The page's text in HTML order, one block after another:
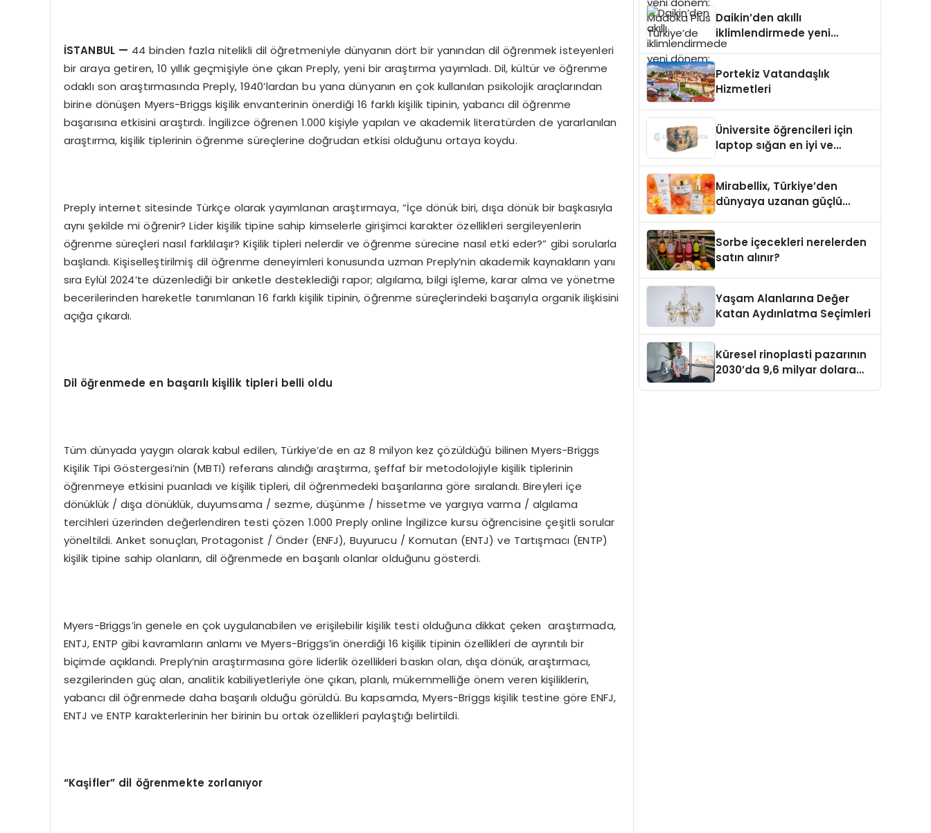
İSTANBUL — 44 binden fazla nitelikli dil öğretmeniyle dünyanın dört bir yanından dil öğrenmek isteyenleri
bir araya getiren, 10 yıllık geçmişiyle öne çıkan Preply, yeni bir araştırma yayımladı. Dil, kültür ve öğrenme
odaklı son araştırmasında Preply, 1940’lardan bu yana dünyanın en çok kullanılan psikolojik araçlarından
birine dönüşen Myers-Briggs kişilik envanterinin önerdiği 16 farklı kişilik tipinin, yabancı dil öğrenme
başarısına etkisini araştırdı. İngilizce öğrenen 1.000 kişiyle yapılan ve akademik literatürden de yararlanılan
araştırma, kişilik tiplerinin öğrenme süreçlerine doğrudan etkisi olduğunu ortaya koydu.
Preply internet sitesinde Türkçe olarak yayımlanan araştırmaya, “İçe dönük biri, dışa dönük bir başkasıyla
aynı şekilde mi öğrenir? Lider kişilik tipine sahip kimselerle girişimci karakter özellikleri sergileyenlerin
öğrenme süreçleri nasıl farklılaşır? Kişilik tipleri nelerdir ve öğrenme sürecine nasıl etki eder?” gibi sorularla
başlandı. Kişiselleştirilmiş dil öğrenme deneyimleri konusunda uzman Preply’nin akademik kaynakların yanı
sıra Eylül 2024’te düzenlediği bir anketle desteklediği rapor; algılama, bilgi işleme, karar alma ve yönetme
becerilerinden hareketle tanımlanan 16 farklı kişilik tipinin, öğrenme süreçlerindeki başarıyla organik ilişkisini
açığa çıkardı.
Dil öğrenmede en başarılı kişilik tipleri belli oldu
Tüm dünyada yaygın olarak kabul edilen, Türkiye’de en az 8 milyon kez çözüldüğü bilinen Myers-Briggs
Kişilik Tipi Göstergesi’nin (MBTI) referans alındığı araştırma, şeffaf bir metodolojiyle kişilik tiplerinin
öğrenmeye etkisini puanladı ve kişilik tipleri, dil öğrenmedeki başarılarına göre sıralandı. Bireyleri içe
dönüklük / dışa dönüklük, duyumsama / sezme, düşünme / hissetme ve yargıya varma / algılama
tercihleri üzerinden değerlendiren testi çözen 1.000 Preply online İngilizce kursu öğrencisine çeşitli sorular
yöneltildi. Anket sonuçları, Protagonist / Önder (ENFJ), Buyurucu / Komutan (ENTJ) ve Tartışmacı (ENTP)
kişilik tipine sahip olanların, dil öğrenmede en başarılı olanlar olduğunu gösterdi.
Myers-Briggs’in genele en çok uygulanabilen ve erişilebilir kişilik testi olduğuna dikkat çeken araştırmada,
ENTJ, ENTP gibi kavramların anlamı ve Myers-Briggs’in önerdiği 16 kişilik tipinin özellikleri de ayrıntılı bir
biçimde açıklandı. Preply’nin araştırmasına göre liderlik özellikleri baskın olan, dışa dönük, araştırmacı,
sezgilerinden güç alan, analitik kabiliyetleriyle öne çıkan, planlı, mükemmelliğe önem veren kişiliklerin,
yabancı dil öğrenmede daha başarılı olduğu görüldü. Bu kapsamda, Myers-Briggs kişilik testine göre ENFJ,
ENTJ ve ENTP karakterlerinin her birinin bu ortak özellikleri paylaştığı belirtildi.
“Kaşifler” dil öğrenmekte zorlanıyor
Daikin’den akıllı
iklimlendirmede yeni
dönem: Madoka Plus
Portekiz Vatandaşlık
Hizmetleri
Üniversite öğrencileri için
laptop sığan en iyi ve
Mirabellix, Türkiye’den
dünyaya uzanan güçlü
Sorbe içecekleri nerelerden
satın alınır?
Yaşam Alanlarına Değer
Katan Aydınlatma Seçimleri
Küresel rinoplasti pazarının
2030’da 9,6 milyar dolara